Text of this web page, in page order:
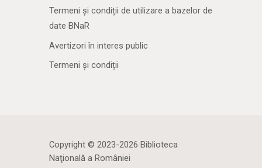
Termeni și condiții de utilizare a bazelor de
date BNaR
Avertizori în interes public
Termeni și condiții
Copyright © 2023-2026 Biblioteca
Naţională a României